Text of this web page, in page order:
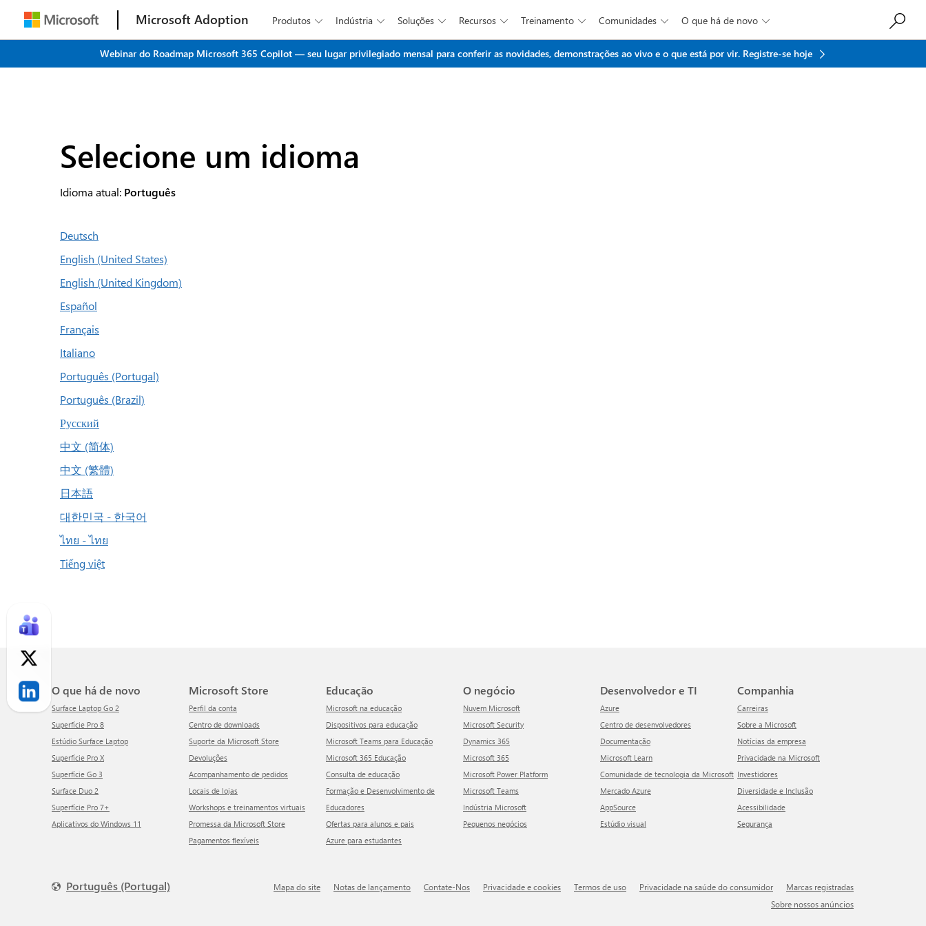
Ir para o conteúdo principal
Microsoft Adoption Produtos  Indústria  Soluções  Recursos  Treinamento  Comunidades  O que há de novo 
Webinar do Roadmap Microsoft 365 Copilot — seu lugar privilegiado mensal para conferir as novidades, demonstrações ao vivo e o que está por vir. Registre-se hoje
Selecione um idioma
Idioma atual: Português
Deutsch
English (United States)
English (United Kingdom)
Español
Français
Italiano
Português (Portugal)
Português (Brazil)
Русский
中文 (简体)
中文 (繁體)
日本語
대한민국 - 한국어
ไทย - ไทย
Tiếng việt
O que há de novo
Surface Laptop Go 2
Superfície Pro 8
Estúdio Surface Laptop
Superfície Pro X
Superfície Go 3
Surface Duo 2
Superfície Pro 7+
Aplicativos do Windows 11
Microsoft Store
Perfil da conta
Centro de downloads
Suporte da Microsoft Store
Devoluções
Acompanhamento de pedidos
Locais de lojas
Workshops e treinamentos virtuais
Promessa da Microsoft Store
Pagamentos flexíveis
Educação
Microsoft na educação
Dispositivos para educação
Microsoft Teams para Educação
Microsoft 365 Educação
Consulta de educação
Formação e Desenvolvimento de
Educadores
Ofertas para alunos e pais
Azure para estudantes
O negócio
Nuvem Microsoft
Microsoft Security
Dynamics 365
Microsoft 365
Microsoft Power Platform
Microsoft Teams
Indústria Microsoft
Pequenos negócios
Desenvolvedor e TI
Azure
Centro de desenvolvedores
Documentação
Microsoft Learn
Comunidade de tecnologia da Microsoft
Mercado Azure
AppSource
Estúdio visual
Companhia
Carreiras
Sobre a Microsoft
Notícias da empresa
Privacidade na Microsoft
Investidores
Diversidade e Inclusão
Acessibilidade
Segurança
Português (Portugal) Mapa do site Notas de lançamento Contate-Nos Privacidade e cookies Termos de uso Privacidade na saúde do consumidor
Marcas registradas
Sobre nossos anúncios